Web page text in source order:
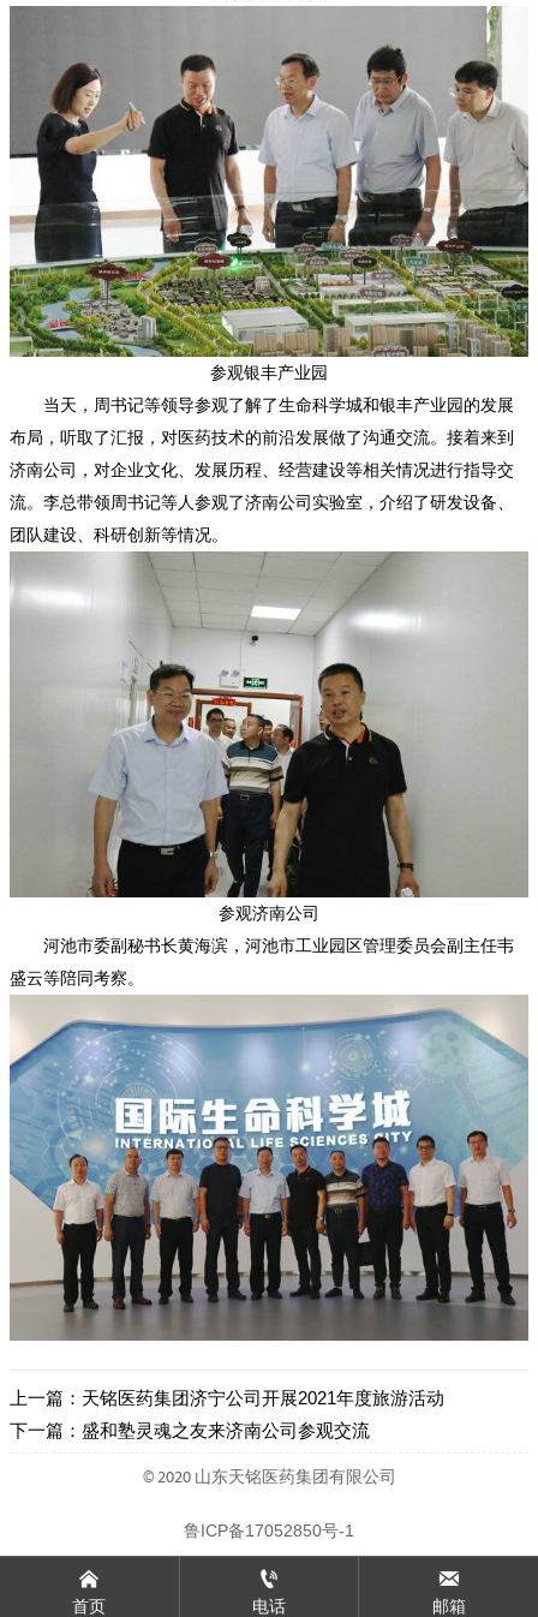
参观银丰产业园
当天，周书记等领导参观了解了生命科学城和银丰产业园的发展
布局，听取了汇报，对医药技术的前沿发展做了沟通交流。接着来到
济南公司，对企业文化、发展历程、经营建设等相关情况进行指导交
流。李总带领周书记等人参观了济南公司实验室，介绍了研发设备、
团队建设、科研创新等情况。
参观济南公司
河池市委副秘书长黄海滨，河池市工业园区管理委员会副主任韦
盛云等陪同考察。
上一篇： 天铭医药集团济宁公司开展2021年度旅游活动
下一篇： 盛和塾灵魂之友来济南公司参观交流
© 2020 山东天铭医药集团有限公司
鲁ICP备17052850号-1

首页

电话

邮箱